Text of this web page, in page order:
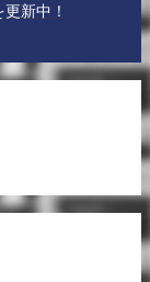
新中！